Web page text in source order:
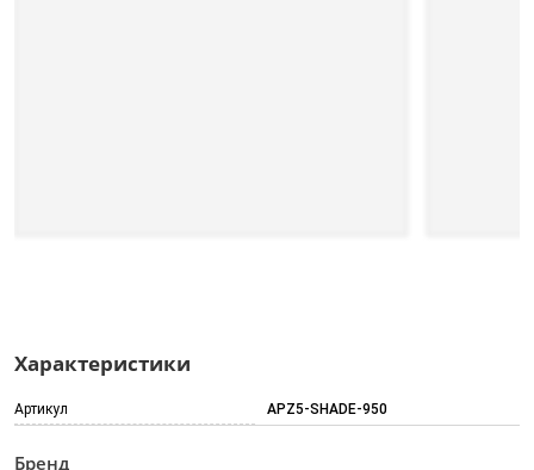
Характеристики
Артикул APZ5-SHADE-950
Бренд